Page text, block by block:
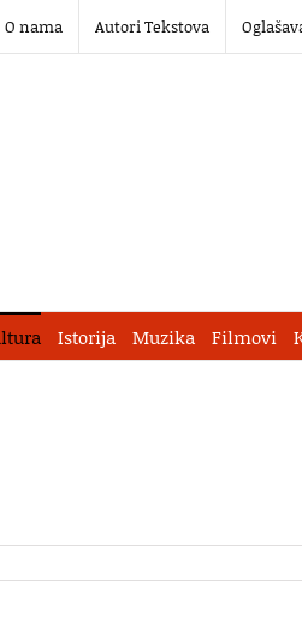
O nama Autori Tekstova
Istorija Muzika Filmovi